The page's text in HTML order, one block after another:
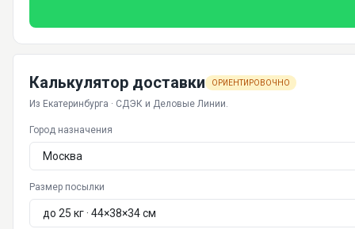
Калькулятор доставки ОРИЕНТИРОВОЧНО
Из Екатеринбурга · СДЭК и Деловые Линии.
Город назначения
Размер посылки